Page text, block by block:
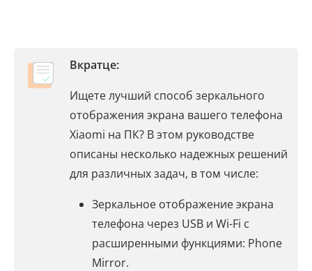
Вкратце:
Ищете лучший способ зеркального
отображения экрана вашего телефона
Xiaomi на ПК? В этом руководстве
описаны несколько надежных решений
для различных задач, в том числе:
Зеркальное отображение экрана
телефона через USB и Wi-Fi с
расширенными функциями: Phone
Mirror.